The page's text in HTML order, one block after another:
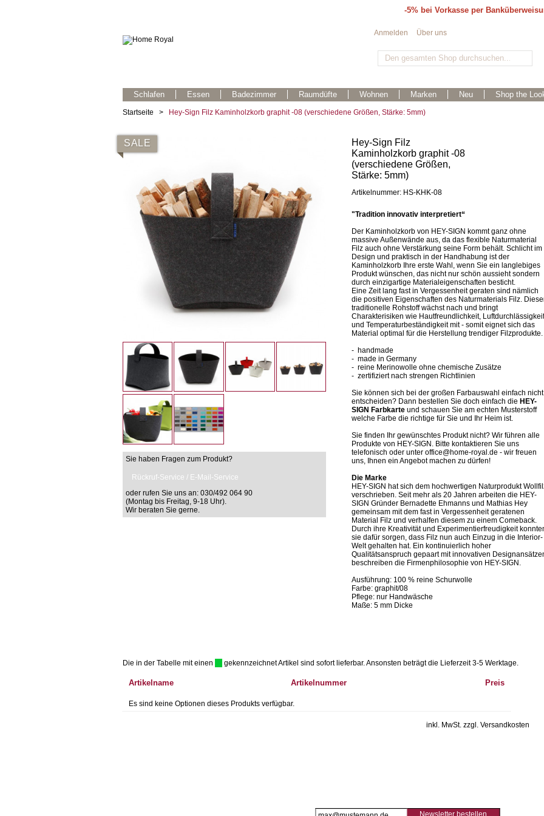
-5% bei Vorkasse per
Schlafen Essen Badezimmer Raumdüfte Wohnen Marken Neu Shop the
Anmelden Über uns
Startseite > Hey-Sign Filz Kaminholzkorb graphit -08 (verschiedene Größen, Stärke: 5mm)
SALE
Sie haben Fragen zum Produkt?
Rückruf-Service / E-Mail-Service
oder rufen Sie uns an: 030/492 064 90
(Montag bis Freitag, 9-18 Uhr).
Wir beraten Sie gerne.
Hey-Sign Filz
Kaminholzkorb graphit -08
(verschiedene Größen,
Stärke: 5mm)
Artikelnummer: HS-KHK-08
"Tradition innovativ interpretiert“
Der Kaminholzkorb von HEY-SIGN kommt ganz ohne
massive Außenwände aus, da das flexible Naturmaterial
Filz auch ohne Verstärkung seine Form behält. Schlicht im
Design und praktisch in der Handhabung ist der
Kaminholzkorb Ihre erste Wahl, wenn Sie ein langlebiges
Produkt wünschen, das nicht nur schön aussieht sondern
durch einzigartige Materialeigenschaften besticht.
Eine Zeit lang fast in Vergessenheit geraten sind nämlich
die positiven Eigenschaften des Naturmaterials Filz.
traditionelle Rohstoff wächst nach und bringt
Charakterisiken wie Hautfreundlichkeit, Luftdurchlässigkeit
und Temperaturbeständigkeit mit - somit eignet sich das
Material optimal für die Herstellung trendiger Filzprodukte.
- handmade
- made in Germany
- reine Merinowolle ohne chemische Zusätze
- zertifiziert nach strengen Richtlinien
Sie können sich bei der großen Farbauswahl einfach nicht
entscheiden? Dann bestellen Sie doch einfach die HEY-
SIGN Farbkarte und schauen Sie am echten Musterstoff
welche Farbe die richtige für Sie und Ihr Heim ist.
Sie finden Ihr gewünschtes Produkt nicht? Wir führen alle
Produkte von HEY-SIGN. Bitte kontaktieren Sie uns
telefonisch oder unter office@home-royal.de - wir freuen
uns, Ihnen ein Angebot machen zu dürfen!
Die Marke
HEY-SIGN hat sich dem hochwertigen Naturprodukt
verschrieben. Seit mehr als 20 Jahren arbeiten die HEY-
SIGN Gründer Bernadette Ehmanns und Mathias Hey
gemeinsam mit dem fast in Vergessenheit geratenen
Material Filz und verhalfen diesem zu einem Comeback.
Durch ihre Kreativität und Experimentierfreudigkeit
sie dafür sorgen, dass Filz nun auch Einzug in die Interior-
Welt gehalten hat. Ein kontinuierlich hoher
Qualitätsanspruch gepaart mit innovativen
beschreiben die Firmenphilosophie von HEY-SIGN.
Ausführung: 100 % reine Schurwolle
Farbe: graphit/08
Pflege: nur Handwäsche
Maße: 5 mm Dicke
Die in der Tabelle mit einen gekennzeichnet Artikel sind sofort lieferbar.Ansonsten beträgt die Lieferzeit 3-5 Werktage.
Artikelname Artikelnummer Preis
Es sind keine Optionen dieses Produkts verfügbar.
inkl. MwSt. zzgl. Versandkosten
Newsletter bestellen